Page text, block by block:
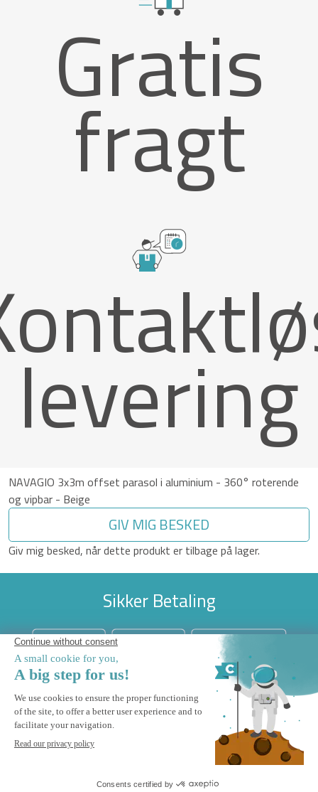
Gratis
fragt
levering
NAVAGIO 3x3m offset parasol i aluminium - 360° roterende
og vipbar - Beige
GIV MIG BESKED
Giv mig besked, når dette produkt er tilbage på lager.
Sikker Betaling